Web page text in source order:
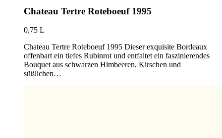
Chateau Tertre Roteboeuf 1995
0,75 L
Chateau Tertre Roteboeuf 1995 Dieser exquisite Bordeaux
offenbart ein tiefes Rubinrot und entfaltet ein faszinierendes
Bouquet aus schwarzen Himbeeren, Kirschen und
süßlichen…